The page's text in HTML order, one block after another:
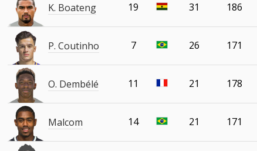
K. Boateng 19 31 186
P. Coutinho 7 26 171
O. Dembélé 11 21 178
Malcom 14 21 171